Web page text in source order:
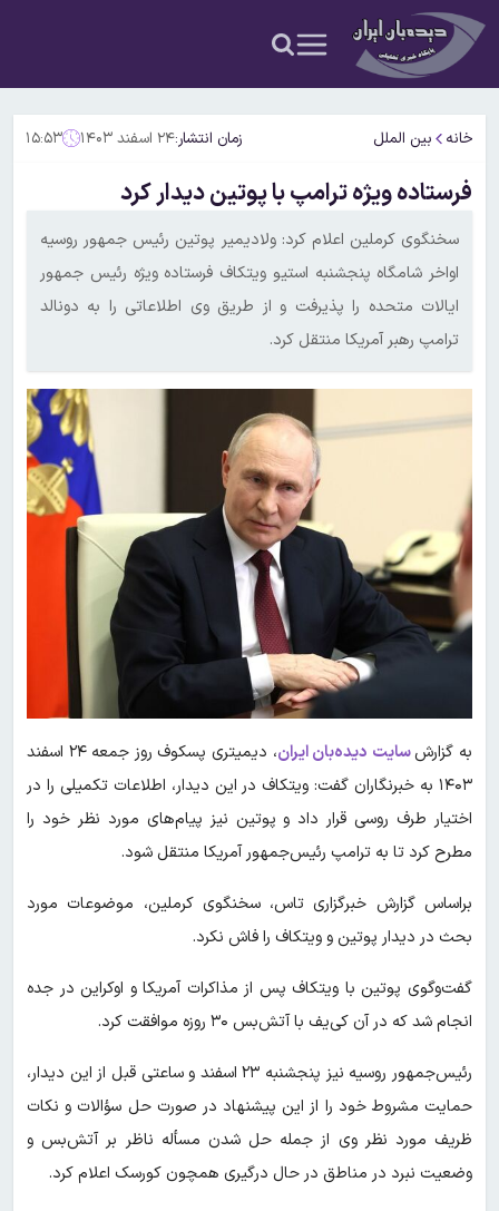
خانه بین الملل زمان انتشار:۲۴ اسفند ۱۴۰۳ ۱۵:۵۳
فرستاده ویژه ترامپ با پوتین دیدار کرد
سخنگوی کرملین اعلام کرد: ولادیمیر پوتین رئیس جمهور روسیه
اواخر شامگاه پنجشنبه استیو ویتکاف فرستاده ویژه رئیس جمهور
ایالات متحده را پذیرفت و از طریق وی اطلاعاتی را به دونالد
ترامپ رهبر آمریکا منتقل کرد.
به گزارشسایت دیده‌بان ایران
، دیمیتری پسکوف روز جمعه ۲۴ اسفند
۱۴۰۳ به خبرنگاران گفت: ویتکاف در این دیدار، اطلاعات تکمیلی را در
اختیار طرف روسی قرار داد و پوتین نیز پیام‌های مورد نظر خود را
مطرح کرد تا به ترامپ رئیس‌جمهور آمریکا منتقل شود.
براساس گزارش خبرگزاری تاس، سخنگوی کرملین، موضوعات مورد
بحث در دیدار پوتین و ویتکاف را فاش نکرد.
گفت‌وگوی پوتین با ویتکاف پس از مذاکرات آمریکا و اوکراین در جده
انجام شد که در آن کی‌یف با آتش‌بس ۳۰ روزه موافقت کرد.
رئیس‌جمهور روسیه نیز پنجشنبه ۲۳ اسفند و ساعتی قبل از این دیدار،
حمایت مشروط خود را از این پیشنهاد در صورت حل سؤالات و نکات
ظریف مورد نظر وی از جمله حل شدن مسأله ناظر بر آتش‌بس و
وضعیت نبرد در مناطق در حال درگیری همچون کورسک اعلام کرد.